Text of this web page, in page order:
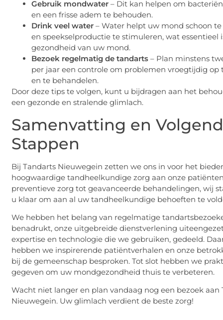
Gebruik mondwater – Dit kan helpen om
en een frisse adem te behouden.
Drink veel water – Water helpt uw mond schoon te
en speekselproductie te stimuleren, wat essentieel
gezondheid van uw mond.
Bezoek regelmatig de tandarts – Plan minstens
per jaar een controle om problemen vroegtijdig op
en te behandelen.
Door deze tips te volgen, kunt u bijdragen aan het
een gezonde en stralende glimlach.
Samenvatting en
Stappen
Bij Tandarts Nieuwegein zetten we ons in voor het
hoogwaardige tandheelkundige zorg aan onze
preventieve zorg tot geavanceerde behandelingen, wij
u klaar om aan al uw tandheelkundige behoeften te
We hebben het belang van regelmatige
benadrukt, onze uitgebreide dienstverlening
expertise en technologie die we gebruiken, gedeeld.
hebben we inspirerende patiëntverhalen en onze
bij de gemeenschap besproken. Tot slot hebben we
gegeven om uw mondgezondheid thuis te verbeteren.
Wacht niet langer en plan vandaag nog een bezoek aan
Nieuwegein. Uw glimlach verdient de beste zorg!